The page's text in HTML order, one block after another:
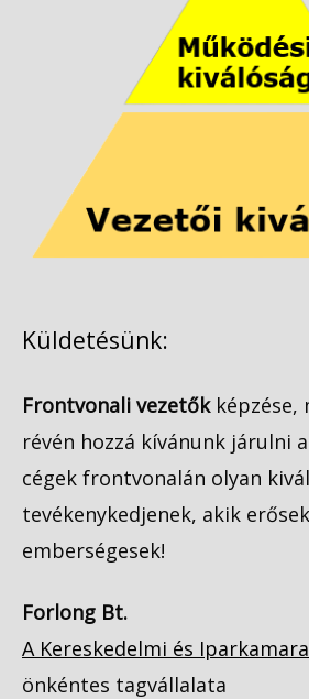
Küldetésünk:
Frontvonali vezetőkképzése,
révén hozzá kívánunk járulni
cégek frontvonalán olyan
tevékenykedjenek, akik
emberségesek!
Forlong Bt.
A Kereskedelmi és Iparkamara
önkéntes tagvállalata